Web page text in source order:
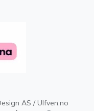
AS / Ulfven.no